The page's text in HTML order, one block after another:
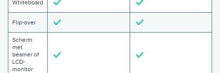
Whiteboard
Flip-over
Scherm
met
beamer of
LCD-
monitor